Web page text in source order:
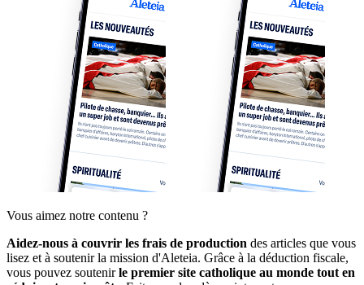
Vous aimez notre contenu ?
Aidez-nous à couvrir les frais de production des articles que vous
lisez et à soutenir la mission d'Aleteia. Grâce à la déduction fiscale,
vous pouvez soutenirle premier site catholique au monde tout en